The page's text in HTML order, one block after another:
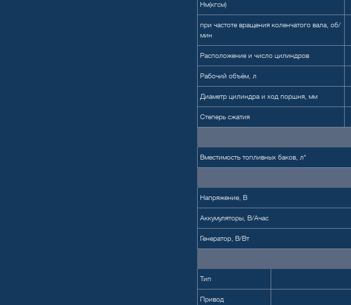
Нм(кгсм)
при частоте вращения коленчатого вала, об/
мин
Расположение и число цилиндров
Рабочий объём, л
Диаметр цилиндра и ход поршня, мм
Степерь сжатия
Вместимость топливных баков, л*
Напряжение, В
Аккумуляторы, В/Ачас
Генератор, В/Вт
Тип
Привод